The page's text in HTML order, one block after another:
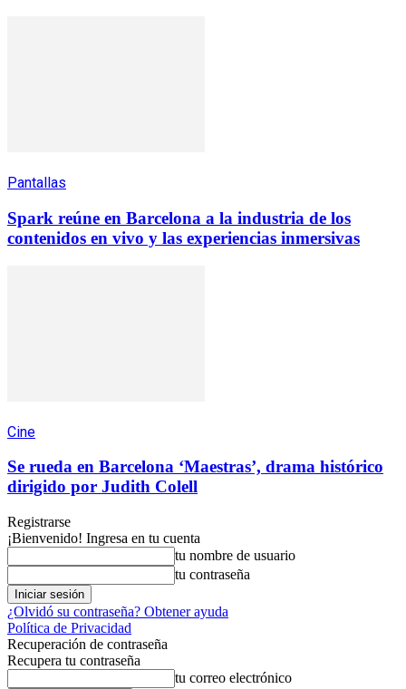
Pantallas
Spark reúne en Barcelona a la industria de los
contenidos en vivo y las experiencias inmersivas
Cine
Se rueda en Barcelona ‘Maestras’, drama histórico
dirigido por Judith Colell
Registrarse
¡Bienvenido! Ingresa en tu cuenta
tu nombre de usuario
tu contraseña
¿Olvidó su contraseña? Obtener ayuda
Política de Privacidad
Recuperación de contraseña
Recupera tu contraseña
tu correo electrónico